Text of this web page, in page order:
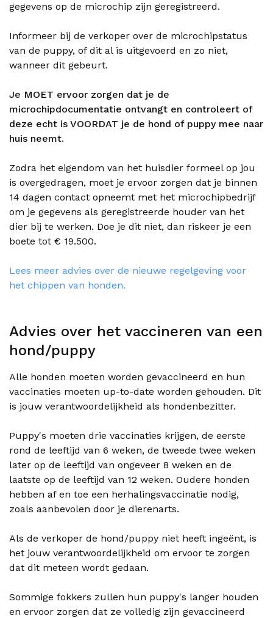
gegevens op de microchip zijn geregistreerd.
Informeer bij de verkoper over de microchipstatus
van de puppy, of dit al is uitgevoerd en zo niet,
wanneer dit gebeurt.
Je MOET ervoor zorgen dat je de
microchipdocumentatie ontvangt en controleert of
deze echt is VOORDAT je de hond of puppy mee naar
huis neemt.
Zodra het eigendom van het huisdier formeel op jou
is overgedragen, moet je ervoor zorgen dat je binnen
14 dagen contact opneemt met het microchipbedrijf
om je gegevens als geregistreerde houder van het
dier bij te werken. Doe je dit niet, dan riskeer je een
boete tot € 19.500.
Lees meer advies over de nieuwe regelgeving voor
het chippen van honden.
Advies over het vaccineren van een
hond/puppy
Alle honden moeten worden gevaccineerd en hun
vaccinaties moeten up-to-date worden gehouden. Dit
is jouw verantwoordelijkheid als hondenbezitter.
Puppy's moeten drie vaccinaties krijgen, de eerste
rond de leeftijd van 6 weken, de tweede twee weken
later op de leeftijd van ongeveer 8 weken en de
laatste op de leeftijd van 12 weken. Oudere honden
hebben af en toe een herhalingsvaccinatie nodig,
zoals aanbevolen door je dierenarts.
Als de verkoper de hond/puppy niet heeft ingeënt, is
het jouw verantwoordelijkheid om ervoor te zorgen
dat dit meteen wordt gedaan.
Sommige fokkers zullen hun puppy's langer houden
en ervoor zorgen dat ze volledig zijn gevaccineerd